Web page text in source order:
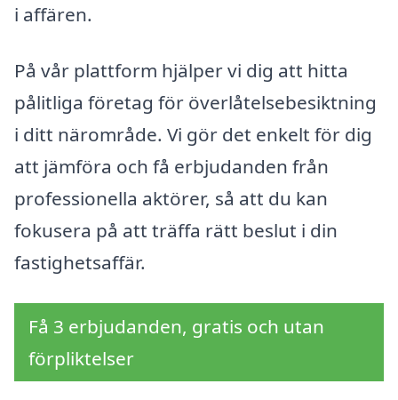
i affären.
På vår plattform hjälper vi dig att hitta
pålitliga företag för överlåtelsebesiktning
i ditt närområde. Vi gör det enkelt för dig
att jämföra och få erbjudanden från
professionella aktörer, så att du kan
fokusera på att träffa rätt beslut i din
fastighetsaffär.
Få 3 erbjudanden, gratis och utan
förpliktelser